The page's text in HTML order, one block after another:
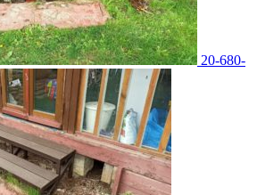
20-680-